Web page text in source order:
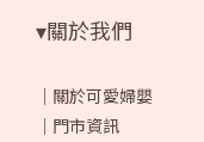
▾關於我們
｜ 關於可愛婦嬰
｜ 門市資訊